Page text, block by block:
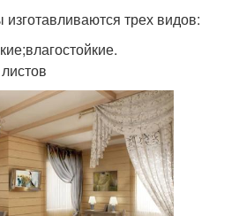
трех видов: